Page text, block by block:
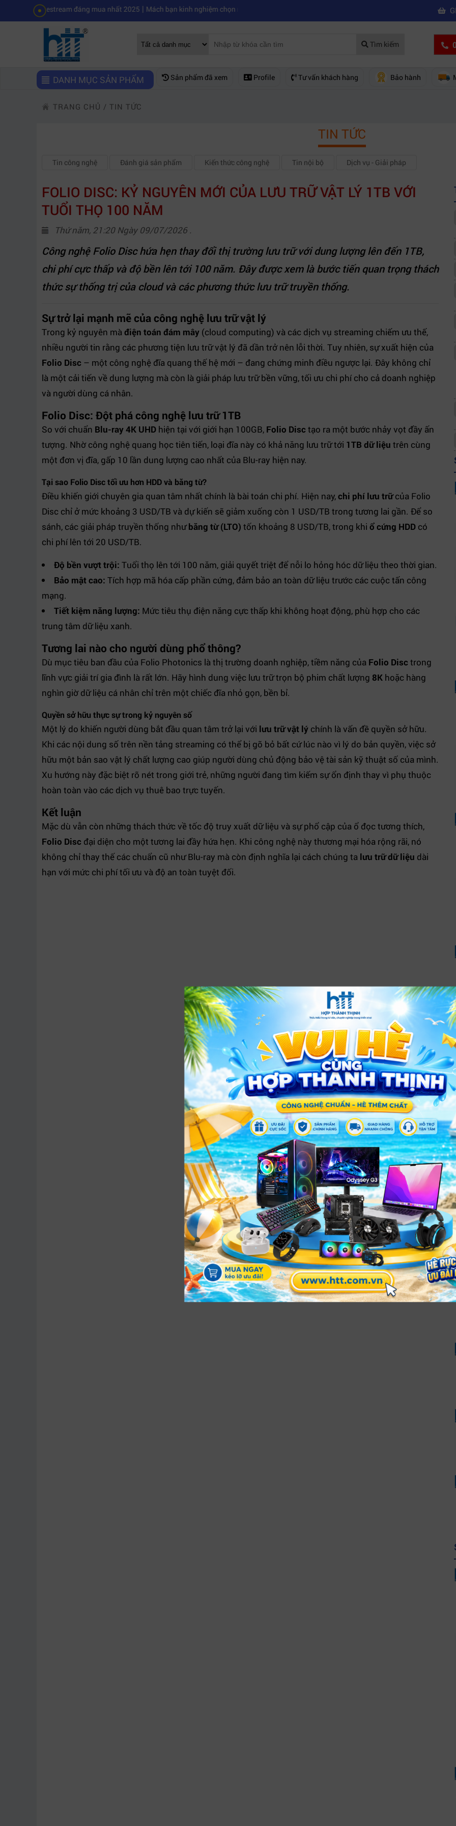
đáng mua nhất 2025|Mách bạn kinh nghiệm chọn mua máy quay phim chuyên nghiệp Mua máy quay phim hd giá rẻ nên mua của
Tìm kiếm
DANH MỤC SẢN PHẨM Sản phẩm đã xem Profile Tư vấn khách hàng Bảo hành
TRANG CHỦ / TIN TỨC
TIN TỨC
Tin công nghệ Đánh giá sản phẩm Kiến thức công nghệ Tin nội bộ Dịch vụ - Giải pháp
FOLIO DISC: KỶ NGUYÊN MỚI CỦA LƯU TRỮ VẬT LÝ 1TB VỚI
TUỔI THỌ 100 NĂM
Thứ năm, 21:20 Ngày 09/07/2026 .
Công nghệ Folio Disc hứa hẹn thay đổi thị trường lưu trữ với dung lượng lên đến 1TB,
chi phí cực thấp và độ bền lên tới 100 năm. Đây được xem là bước tiến quan trọng thách
thức sự thống trị của cloud và các phương thức lưu trữ truyền thống.
Sự trở lại mạnh mẽ của công nghệ lưu trữ vật lý
Trong kỷ nguyên mà điện toán đám mây (cloud computing) và các dịch vụ streaming chiếm ưu thế,
nhiều người tin rằng các phương tiện lưu trữ vật lý đã dần trở nên lỗi thời. Tuy nhiên, sự xuất hiện của
Folio Disc – một công nghệ đĩa quang thế hệ mới – đang chứng minh điều ngược lại. Đây không chỉ
là một cải tiến về dung lượng mà còn là giải pháp lưu trữ bền vững, tối ưu chi phí cho cả doanh nghiệp
và người dùng cá nhân.
Folio Disc: Đột phá công nghệ lưu trữ 1TB
So với chuẩn Blu-ray 4K UHD hiện tại với giới hạn 100GB, Folio Disc tạo ra một bước nhảy vọt đầy ấn
tượng. Nhờ công nghệ quang học tiên tiến, loại đĩa này có khả năng lưu trữ tới 1TB dữ liệu trên cùng
một đơn vị đĩa, gấp 10 lần dung lượng cao nhất của Blu-ray hiện nay.
Tại sao Folio Disc tối ưu hơn HDD và băng từ?
Điều khiến giới chuyên gia quan tâm nhất chính là bài toán chi phí. Hiện nay,chi phí lưu trữcủa Folio
Disc chỉ ở mức khoảng 3 USD/TB và dự kiến sẽ giảm xuống còn 1 USD/TB trong tương lai gần. Để so
sánh, các giải pháp truyền thống nhưbăng từ (LTO) tốn khoảng 8 USD/TB, trong khi ổ cứng HDD có
chi phí lên tới 20 USD/TB.
Độ bền vượt trội: Tuổi thọ lên tới 100 năm, giải quyết triệt để nỗi lo hỏng hóc dữ liệu theo thời gian.
Bảo mật cao: Tích hợp mã hóa cấp phần cứng, đảm bảo an toàn dữ liệu trước các cuộc tấn công
mạng.
Tiết kiệm năng lượng: Mức tiêu thụ điện năng cực thấp khi không hoạt động, phù hợp cho các
trung tâm dữ liệu xanh.
Tương lai nào cho người dùng phổ thông?
Dù mục tiêu ban đầu của Folio Photonics là thị trường doanh nghiệp, tiềm năng của Folio Disc trong
lĩnh vực giải trí gia đình là rất lớn. Hãy hình dung việc lưu trữ trọn bộ phim chất lượng 8K hoặc hàng
nghìn giờ dữ liệu cá nhân chỉ trên một chiếc đĩa nhỏ gọn, bền bỉ.
Quyền sở hữu thực sự trong kỷ nguyên số
Một lý do khiến người dùng bắt đầu quan tâm trở lại với lưu trữ vật lý chính là vấn đề quyền sở hữu.
Khi các nội dung số trên nền tảng streaming có thể bị gỡ bỏ bất cứ lúc nào vì lý do bản quyền, việc sở
hữu một bản sao vật lý chất lượng cao giúp người dùng chủ động bảo vệ tài sản kỹ thuật số của mình.
Xu hướng này đặc biệt rõ nét trong giới trẻ, những người đang tìm kiếm sự ổn định thay vì phụ thuộc
hoàn toàn vào các dịch vụ thuê bao trực tuyến.
Kết luận
Mặc dù vẫn còn những thách thức về tốc độ truy xuất dữ liệu và sự phổ cập của ổ đọc tương thích,
Folio Disc đại diện cho một tương lai đầy hứa hẹn. Khi công nghệ này thương mại hóa rộng rãi, nó
không chỉ thay thế các chuẩn cũ như Blu-ray mà còn định nghĩa lại cách chúng ta lưu trữ dữ liệu dài
hạn với mức chi phí tối ưu và độ an toàn tuyệt đối.